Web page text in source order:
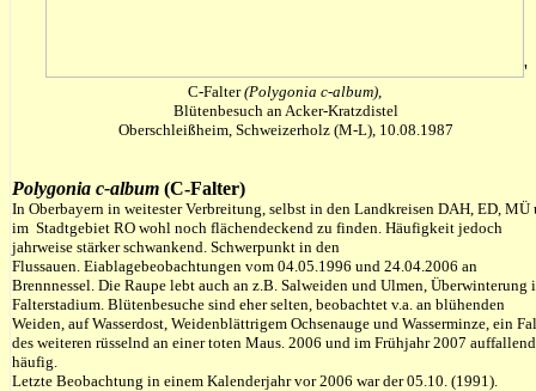
'
C-Falter(Polygonia c-album),
Blütenbesuch an Acker-Kratzdistel
Oberschleißheim, Schweizerholz (M-L), 10.08.1987
Polygonia c-album (C-Falter)
In Oberbayern in weitester Verbreitung, selbst in den Landkreisen DAH, ED, MÜ
im Stadtgebiet RO wohl noch flächendeckend zu finden. Häufigkeit jedoch
jahrweise stärker schwankend. Schwerpunkt in den
Flussauen. Eiablagebeobachtungen vom 04.05.1996 und 24.04.2006 an
Brennnessel. Die Raupe lebt auch an z.B. Salweiden und Ulmen, Überwinterung
Falterstadium. Blütenbesuche sind eher selten, beobachtet v.a. an blühenden
Weiden, auf Wasserdost, Weidenblättrigem Ochsenauge und Wasserminze, ein
des weiteren rüsselnd an einer toten Maus. 2006 und im Frühjahr 2007 auffallend
häufig.
Letzte Beobachtung in einem Kalenderjahr vor 2006 war der 05.10. (1991).